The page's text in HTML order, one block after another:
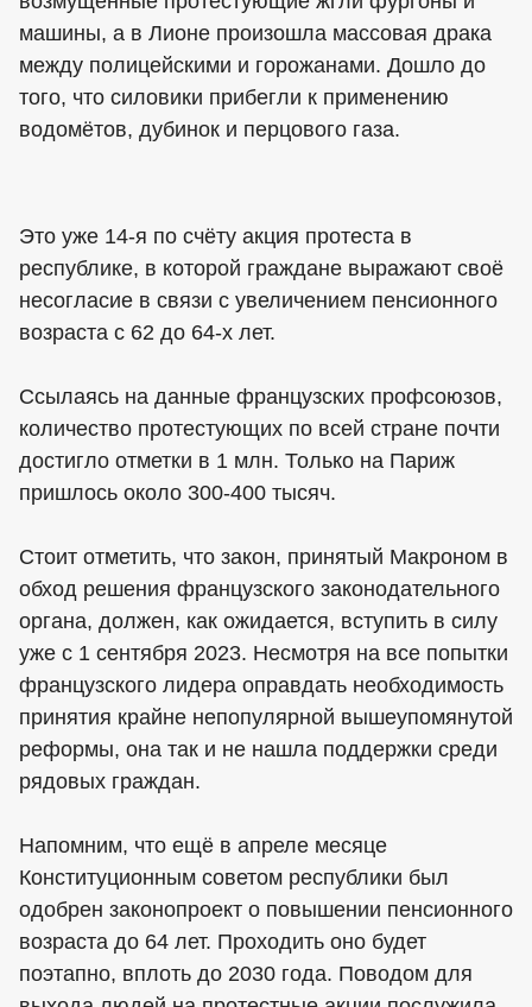
машины, а в Лионе произошла массовая драка
между полицейскими и горожанами. Дошло до
того, что силовики прибегли к применению
водомётов, дубинок и перцового газа.
Это уже 14-я по счёту акция протеста в
республике, в которой граждане выражают своё
несогласие в связи с увеличением пенсионного
возраста с 62 до 64-х лет.
Ссылаясь на данные французских профсоюзов,
количество протестующих по всей стране почти
достигло отметки в 1 млн. Только на Париж
пришлось около 300-400 тысяч.
Стоит отметить, что закон, принятый Макроном в
обход решения французского законодательного
органа, должен, как ожидается, вступить в силу
уже с 1 сентября 2023. Несмотря на все попытки
французского лидера оправдать необходимость
принятия крайне непопулярной вышеупомянутой
реформы, она так и не нашла поддержки среди
рядовых граждан.
Напомним, что ещё в апреле месяце
Конституционным советом республики был
одобрен законопроект о повышении пенсионного
возраста до 64 лет. Проходить оно будет
поэтапно, вплоть до 2030 года. Поводом для